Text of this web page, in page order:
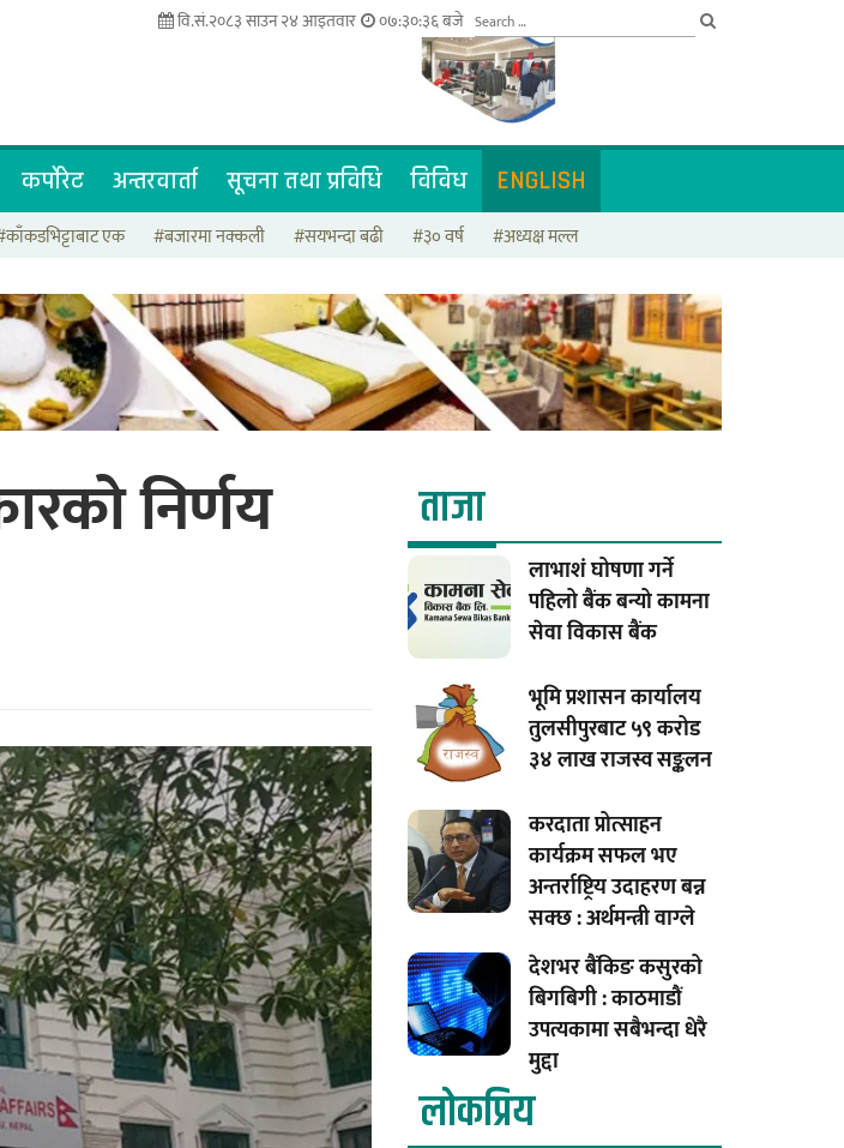
वि.सं.२०८३ साउन २४ आइतवार ०७:३०:३७ बजे
कर्पोरेट अन्तरवार्ता सूचना तथा प्रविधि विविध ENGLISH
एक #बजारमा नक्कली #सयभन्दा बढी #३० वर्ष #अध्यक्ष मल्ल
निर्णय ताजा
लाभाशं घोषणा गर्ने
पहिलो बैंक बन्यो कामना
सेवा विकास बैंक
भूमि प्रशासन कार्यालय
तुलसीपुरबाट ५९ करोड
३४ लाख राजस्व सङ्कलन
करदाता प्रोत्साहन
कार्यक्रम सफल भए
अन्तर्राष्ट्रिय उदाहरण बन्न
सक्छ : अर्थमन्त्री वाग्ले
देशभर बैंकिङ कसुरको
बिगबिगी : काठमाडौं
उपत्यकामा सबैभन्दा धेरै
मुद्दा
लाेकप्रिय